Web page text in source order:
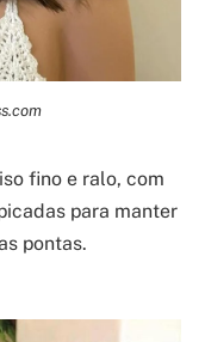
fino e ralo, com
para manter
pontas.